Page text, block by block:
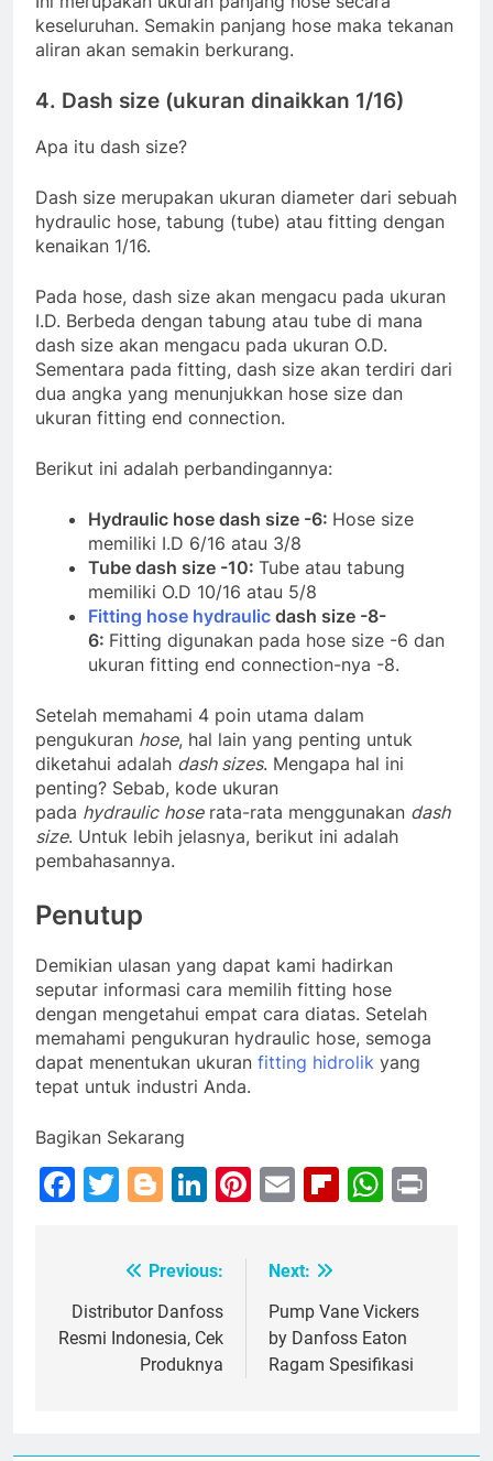
keseluruhan. Semakin panjang hose maka tekanan
aliran akan semakin berkurang.
4. Dash size (ukuran dinaikkan 1/16)
Apa itu dash size?
Dash size merupakan ukuran diameter dari sebuah
hydraulic hose, tabung (tube) atau fitting dengan
kenaikan 1/16.
Pada hose, dash size akan mengacu pada ukuran
I.D. Berbeda dengan tabung atau tube di mana
dash size akan mengacu pada ukuran O.D.
Sementara pada fitting, dash size akan terdiri dari
dua angka yang menunjukkan hose size dan
ukuran fitting end connection.
Berikut ini adalah perbandingannya:
Hydraulic hose dash size -6: Hose size
memiliki I.D 6/16 atau 3/8
Tube dash size -10: Tube atau tabung
memiliki O.D 10/16 atau 5/8
Fitting hose hydraulic dash size -8-
6: Fitting digunakan pada hose size -6 dan
ukuran fitting end connection-nya -8.
Setelah memahami 4 poin utama dalam
pengukuran hose, hal lain yang penting untuk
diketahui adalah dash sizes. Mengapa hal ini
penting? Sebab, kode ukuran
pada hydraulic hoserata-rata menggunakan dash
size. Untuk lebih jelasnya, berikut ini adalah
pembahasannya.
Penutup
Demikian ulasan yang dapat kami hadirkan
seputar informasi cara memilih fitting hose
dengan mengetahui empat cara diatas. Setelah
memahami pengukuran hydraulic hose, semoga
dapat menentukan ukuran fitting hidrolik yang
tepat untuk industri Anda.
Bagikan Sekarang
Facebook
Twitter
Blogger
LinkedIn
Pinterest
Email
navigation
Previous:
Distributor Danfoss
Resmi Indonesia, Cek
Produknya
Next:
Pump Vane Vickers
by Danfoss Eaton
Ragam Spesifikasi